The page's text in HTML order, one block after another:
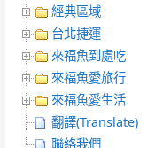
經典區域
台北捷運
來福魚到處吃
來福魚愛旅行
來福魚愛生活
翻譯(Translate)
聯絡我們